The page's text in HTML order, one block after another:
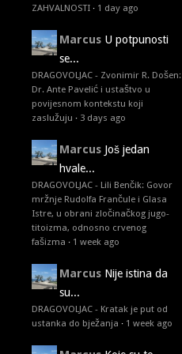
ZAHVALNOSTI · 1 day ago
Marcus U potpunosti
se...
DRAGOVOLJAC - Zvonimir R. Došen:
Dr. Ante Pavelić i ustaštvo u
povijesnom kontekstu koji
zaslužuju · 3 days ago
Marcus Još jedan
hvale...
DRAGOVOLJAC - Lili Benčik: Govor
mržnje Rudolfa Frančule i Glasa
Istre, u obrani zločinačkog jugo-
titoizma, odnosno crvenog
fašizma · 1 week ago
Marcus Nije istina da
su...
DRAGOVOLJAC - Kratak je put od
ustanka do bježanja · 1 week ago